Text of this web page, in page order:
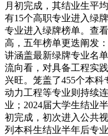
月初完成，其结业生平
有15个高职专业进入绿
专业进入绿牌榜单。查
高，五年榜单更迭阐发
讲涵盖最新绿牌专业名
流向看，对具备工程实
兴旺。笼盖了455个本
动力工程等专业则持续
业；2024届大学生结业
初完成，初次进入公共
列本科生结业半年后专